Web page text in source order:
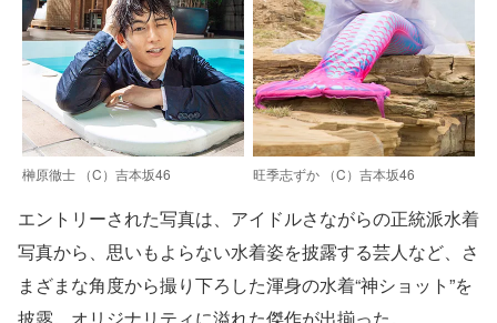
榊原徹士 （C）吉本坂46 旺季志ずか （C）吉本坂46
エントリーされた写真は、アイドルさながらの正統派水着
写真から、思いもよらない水着姿を披露する芸人など、さ
まざまな角度から撮り下ろした渾身の水着“神ショット”を
披露。オリジナリティに溢れた傑作が出揃った。